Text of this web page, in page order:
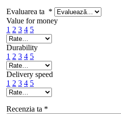
Evaluarea ta *
Value for money
1 2 3 4 5
Durability
1 2 3 4 5
Delivery speed
1 2 3 4 5
Recenzia ta *